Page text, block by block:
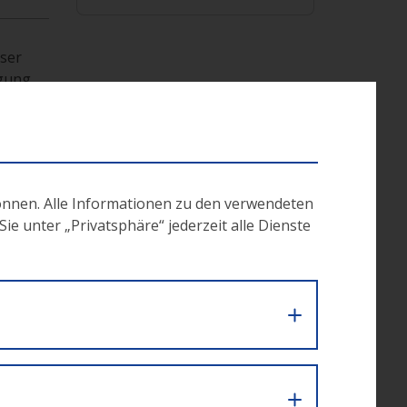
Alle Informationen zu den verwendeten
unter „Privatsphäre“ jederzeit alle Dienste